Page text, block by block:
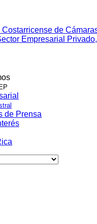
de Prensa